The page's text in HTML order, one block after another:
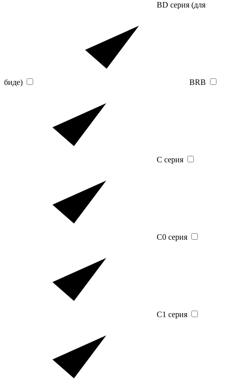
BD серия (для
биде) BRB
C серия
C0 серия
C1 серия